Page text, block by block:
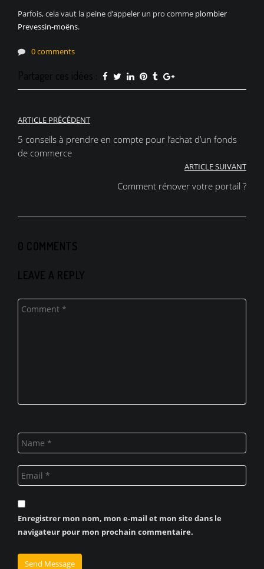
Parfois, cela vaut la peine d’appeler un pro comme plombier
Prevessin-moëns.
0 comments
Partager ces idées :
Navigation
de
ARTICLE PRÉCÉDENT
5 conseils à prendre en compte pour l’achat d’un fonds
de commerce
ARTICLE SUIVANT
Comment rénover votre portail ?
0 COMMENTS
LEAVE A REPLY
Enregistrer mon nom, mon e-mail et mon site dans le
navigateur pour mon prochain commentaire.